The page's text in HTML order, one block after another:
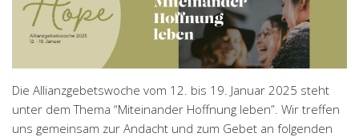
Die Allianzgebetswoche vom 12. bis 19. Januar 2025 steht
unter dem Thema “Miteinander Hoffnung leben”. Wir treffen
uns gemeinsam zur Andacht und zum Gebet an folgenden